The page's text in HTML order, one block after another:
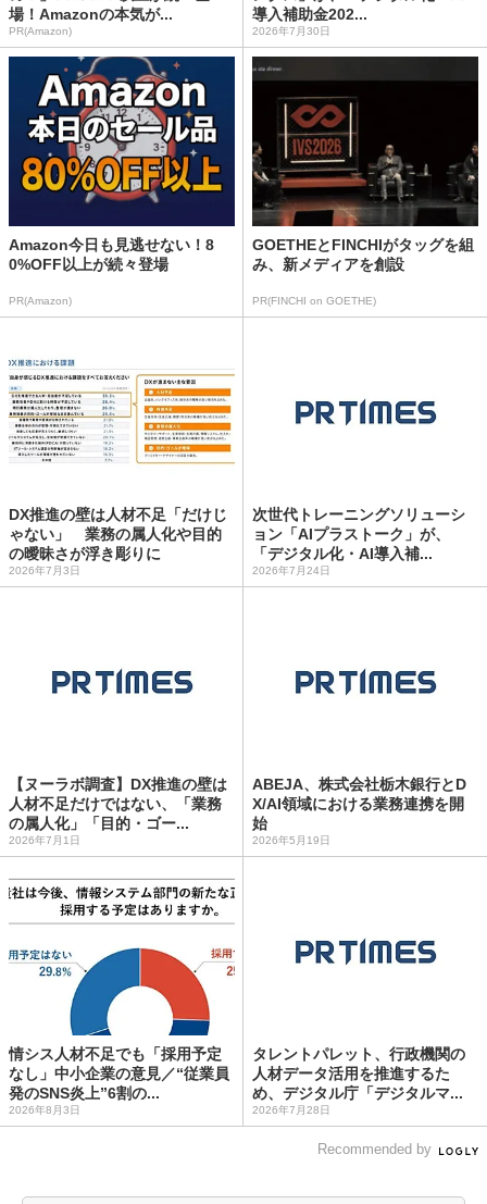
場！Amazonの本気が...
PR(Amazon)
導入補助金202...
2026年7月30日
Amazon今日も見逃せない！8
0%OFF以上が続々登場
PR(Amazon)
GOETHEとFINCHIがタッグを組
み、新メディアを創設
PR(FINCHI on GOETHE)
DX推進の壁は人材不足「だけじ
ゃない」 業務の属人化や目的
の曖昧さが浮き彫りに
2026年7月3日
次世代トレーニングソリューシ
ョン「AIプラストーク」が、
「デジタル化・AI導入補...
2026年7月24日
【ヌーラボ調査】DX推進の壁は
人材不足だけではない、「業務
の属人化」「目的・ゴー...
2026年7月1日
ABEJA、株式会社栃木銀行とD
X/AI領域における業務連携を開
始
2026年5月19日
情シス人材不足でも「採用予定
なし」中小企業の意見／“従業員
発のSNS炎上”6割の...
2026年8月3日
タレントパレット、行政機関の
人材データ活用を推進するた
め、デジタル庁「デジタルマ...
2026年7月28日
Recommended by